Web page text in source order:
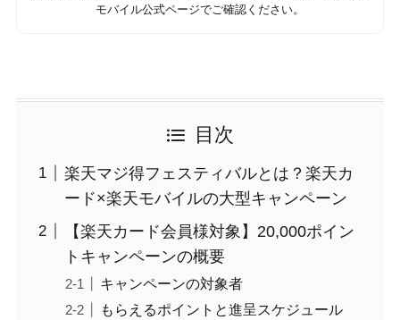
モバイル公式ページでご確認ください。
目次
楽天マジ得フェスティバルとは？楽天カ
ード×楽天モバイルの大型キャンペーン
【楽天カード会員様対象】20,000ポイン
トキャンペーンの概要
キャンペーンの対象者
もらえるポイントと進呈スケジュール